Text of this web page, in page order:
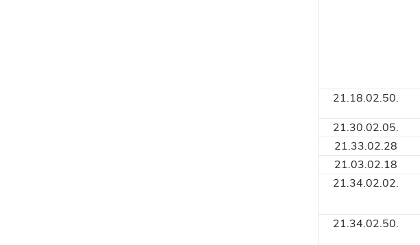
21.18.02.50.
21.30.02.05.
21.33.02.28
21.03.02.18
21.34.02.02.
21.34.02.50.